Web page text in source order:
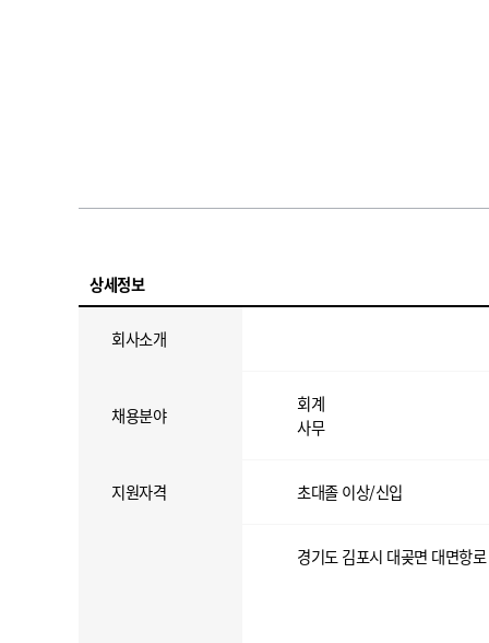
상세정보
회사소개
채용분야
회계
사무
지원자격 초대졸 이상/신입
경기도 김포시 대곶면 대면항